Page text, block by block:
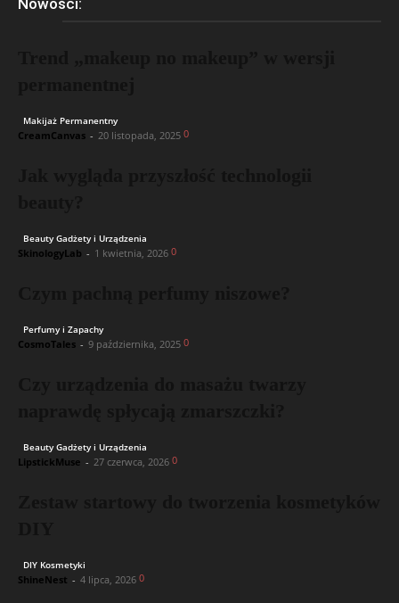
Nowości:
Makijaż Permanentny
CreamCanvas - 20 listopada, 2025 0
Beauty Gadżety i Urządzenia
SkinologyLab - 1 kwietnia, 2026 0
Perfumy i Zapachy
CosmoTales - 9 października, 2025 0
Beauty Gadżety i Urządzenia
LipstickMuse - 27 czerwca, 2026 0
DIY Kosmetyki
ShineNest - 4 lipca, 2026 0